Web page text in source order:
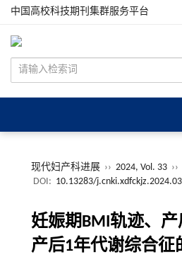
中国高校科技期刊集群服务平台
现代妇产科进展 ›› 2024, Vol. 33 ››
DOI: 10.13283/
妊娠期BMI轨迹、
产后1年代谢综合征